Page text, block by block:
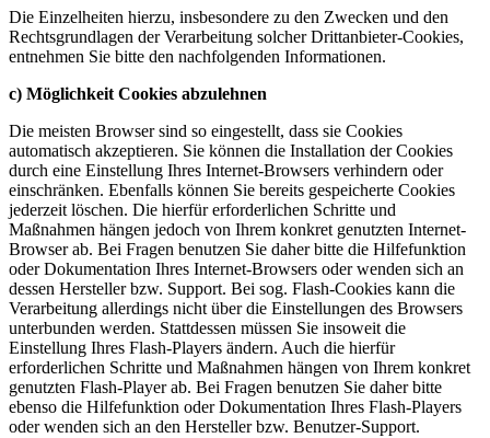
Die Einzelheiten hierzu, insbesondere zu den Zwecken und den
Rechtsgrundlagen der Verarbeitung solcher Drittanbieter-Cookies,
entnehmen Sie bitte den nachfolgenden Informationen.
c) Möglichkeit Cookies abzulehnen
Die meisten Browser sind so eingestellt, dass sie Cookies
automatisch akzeptieren. Sie können die Installation der Cookies
durch eine Einstellung Ihres Internet-Browsers verhindern oder
einschränken. Ebenfalls können Sie bereits gespeicherte Cookies
jederzeit löschen. Die hierfür erforderlichen Schritte und
Maßnahmen hängen jedoch von Ihrem konkret genutzten Internet-
Browser ab. Bei Fragen benutzen Sie daher bitte die Hilfefunktion
oder Dokumentation Ihres Internet-Browsers oder wenden sich an
dessen Hersteller bzw. Support. Bei sog. Flash-Cookies kann die
Verarbeitung allerdings nicht über die Einstellungen des Browsers
unterbunden werden. Stattdessen müssen Sie insoweit die
Einstellung Ihres Flash-Players ändern. Auch die hierfür
erforderlichen Schritte und Maßnahmen hängen von Ihrem konkret
genutzten Flash-Player ab. Bei Fragen benutzen Sie daher bitte
ebenso die Hilfefunktion oder Dokumentation Ihres Flash-Players
oder wenden sich an den Hersteller bzw. Benutzer-Support.